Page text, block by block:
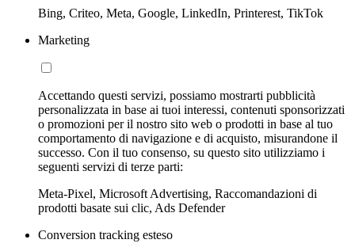
Bing, Criteo, Meta, Google, LinkedIn, Printerest, TikTok
Marketing
Accettando questi servizi, possiamo mostrarti pubblicità
personalizzata in base ai tuoi interessi, contenuti sponsorizzati
o promozioni per il nostro sito web o prodotti in base al tuo
comportamento di navigazione e di acquisto, misurandone il
successo. Con il tuo consenso, su questo sito utilizziamo i
seguenti servizi di terze parti:
Meta-Pixel, Microsoft Advertising, Raccomandazioni di
prodotti basate sui clic, Ads Defender
Conversion tracking esteso